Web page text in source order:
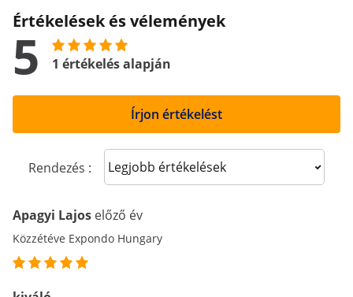
Értékelések és vélemények
5 1 értékelés alapján
Írjon értékelést
Rendezés : Sort reviews
Apagyi Lajos előző év
Közzétéve Expondo Hungary